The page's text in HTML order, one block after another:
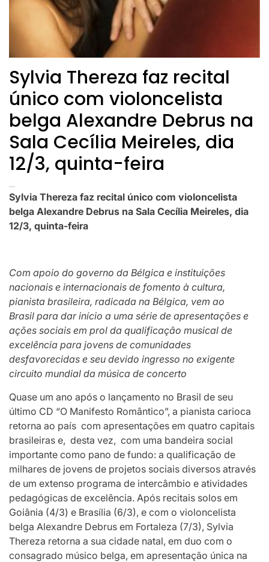
Sylvia Thereza faz recital
único com violoncelista
belga Alexandre Debrus na
Sala Cecília Meireles, dia
12/3, quinta-feira
Sylvia Thereza faz recital único com violoncelista
belga Alexandre Debrus na Sala Cecília Meireles, dia
12/3, quinta-feira
Com apoio do governo da Bélgica e instituições
nacionais e internacionais de fomento à cultura,
pianista brasileira, radicada na Bélgica, vem ao
Brasil para dar início a uma série de apresentações e
ações sociais em prol da qualificação musical de
excelência para jovens de comunidades
desfavorecidas e seu devido ingresso no exigente
circuito mundial da música de concerto
Quase um ano após o lançamento no Brasil de seu
último CD “O Manifesto Romântico”, a pianista carioca
retorna ao país com apresentações em quatro capitais
brasileiras e, desta vez, com uma bandeira social
importante como pano de fundo: a qualificação de
milhares de jovens de projetos sociais diversos através
de um extenso programa de intercâmbio e atividades
pedagógicas de excelência. Após recitais solos em
Goiânia (4/3) e Brasília (6/3), e com o violoncelista
belga Alexandre Debrus em Fortaleza (7/3), Sylvia
Thereza retorna a sua cidade natal, em duo com o
consagrado músico belga, em apresentação única na